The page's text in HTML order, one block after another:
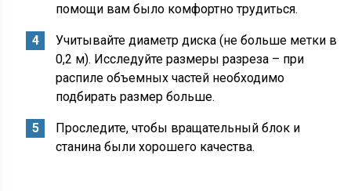
помощи вам было комфортно трудиться.
Учитывайте диаметр диска (не больше метки в
0,2 м). Исследуйте размеры разреза – при
распиле объемных частей необходимо
подбирать размер больше.
Проследите, чтобы вращательный блок и
станина были хорошего качества.